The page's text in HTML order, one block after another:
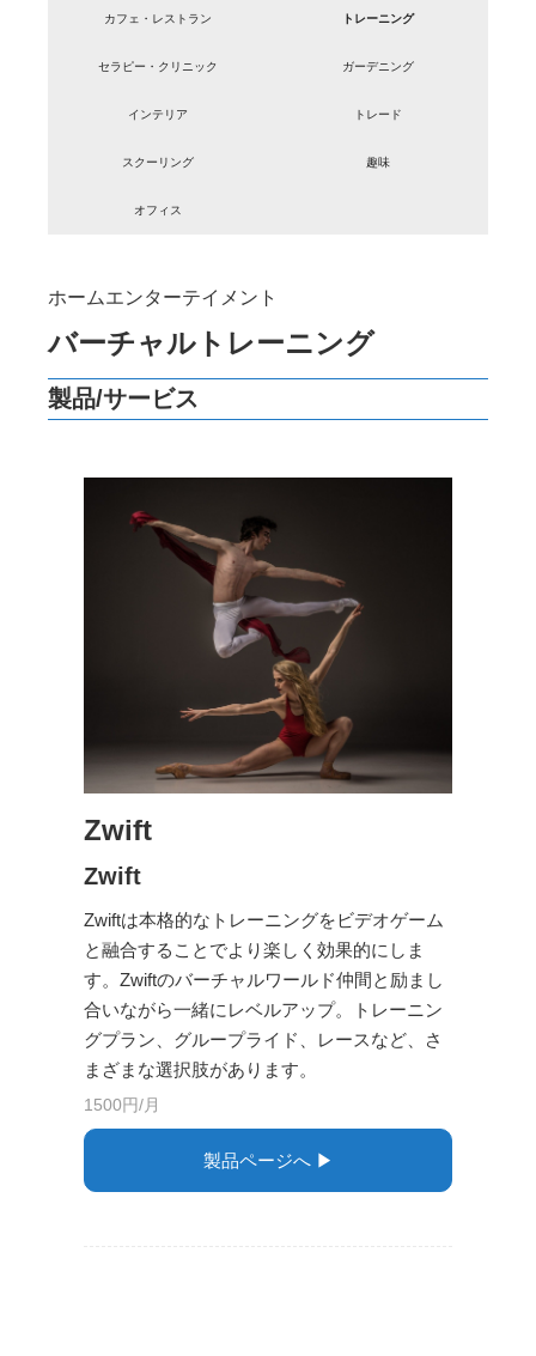
カフェ・レストラン トレーニング
セラピー・クリニック ガーデニング
インテリア トレード
スクーリング 趣味
オフィス
ホームエンターテイメント
バーチャルトレーニング
製品/サービス
Zwift
Zwift
Zwiftは本格的なトレーニングをビデオゲーム
と融合することでより楽しく効果的にしま
す。Zwiftのバーチャルワールド仲間と励まし
合いながら一緒にレベルアップ。トレーニン
グプラン、グループライド、レースなど、さ
まざまな選択肢があります。
1500円/月
製品ページへ ▶︎